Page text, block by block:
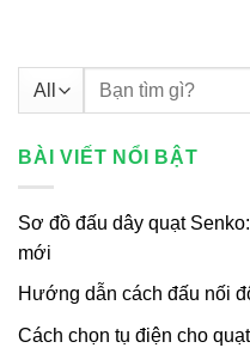
Tìm
BÀI VIẾT NỔI BẬT
Sơ đồ đấu dây quạt
mới
Hướng dẫn cách đấu nối
Cách chọn tụ điện cho